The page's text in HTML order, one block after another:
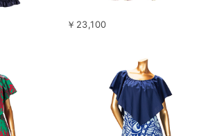
￥23,100